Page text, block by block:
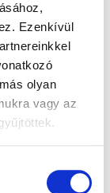
Ezenkívül
olyan
vagy az